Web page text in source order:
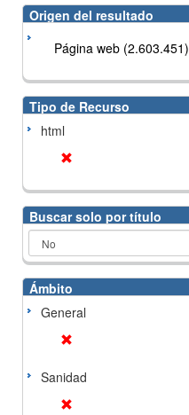
Origen del resultado
Página web (2.603.451)
Tipo de Recurso
html
Buscar solo por título
Ámbito
General
Sanidad